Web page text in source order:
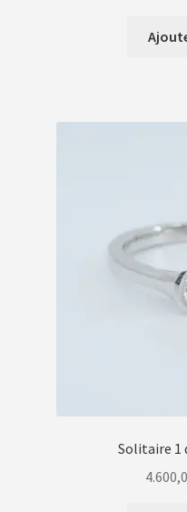
Solitaire 1